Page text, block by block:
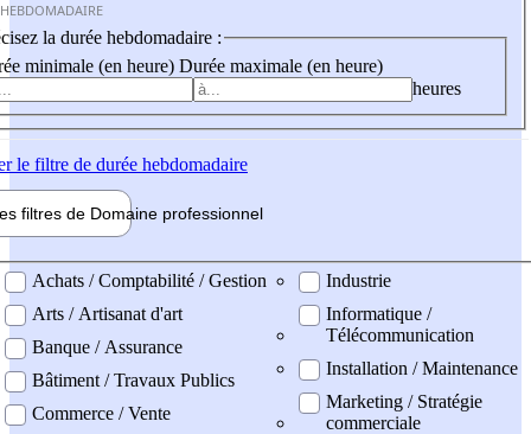
la durée hebdomadaire :
minimale (en heure) Durée maximale (en heure)
heures
le filtre de durée hebdomadaire
filtres de Domaine professionnel
professionel
Achats / Comptabilité / Gestion
Arts / Artisanat d'art
Banque / Assurance
Bâtiment / Travaux Publics
Commerce / Vente
Industrie
Informatique /
Télécommunication
Installation / Maintenance
Marketing / Stratégie
commerciale